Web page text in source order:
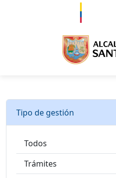
Tipo de gestión
Todos
Trámites